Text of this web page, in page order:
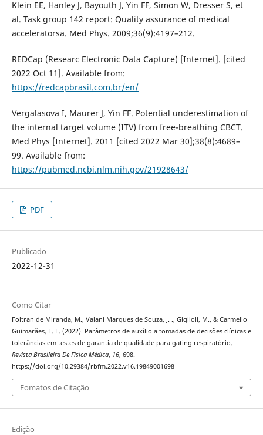
Klein EE, Hanley J, Bayouth J, Yin FF, Simon W, Dresser S, et
al. Task group 142 report: Quality assurance of medical
acceleratorsa. Med Phys. 2009;36(9):4197–212.
REDCap (Researc Electronic Data Capture) [Internet]. [cited
2022 Oct 11]. Available from:
https://redcapbrasil.com.br/en/
Vergalasova I, Maurer J, Yin FF. Potential underestimation of
the internal target volume (ITV) from free-breathing CBCT.
Med Phys [Internet]. 2011 [cited 2022 Mar 30];38(8):4689–
99. Available from:
https://pubmed.ncbi.nlm.nih.gov/21928643/
PDF
Publicado
2022-12-31
Como Citar
Foltran de Miranda, M., Valani Marques de Souza, J. ., Giglioli, M., & Carmello
Guimarães, L. F. (2022). Parâmetros de auxílio a tomadas de decisões clínicas e
tolerâncias em testes de garantia de qualidade para gating respiratório.
Revista Brasileira De Física Médica, 16, 698.
https://doi.org/10.29384/rbfm.2022.v16.19849001698
Fomatos de Citação
Edição